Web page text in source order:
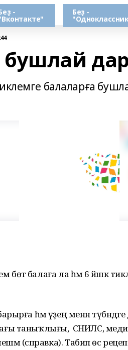
- Беҙ -
бушлай
балаларға
бөтә балаға ла һәм 6 йәшкә
һәм үҙең менән
таныҡлығы, СНИЛС,
(справка). Табип өс